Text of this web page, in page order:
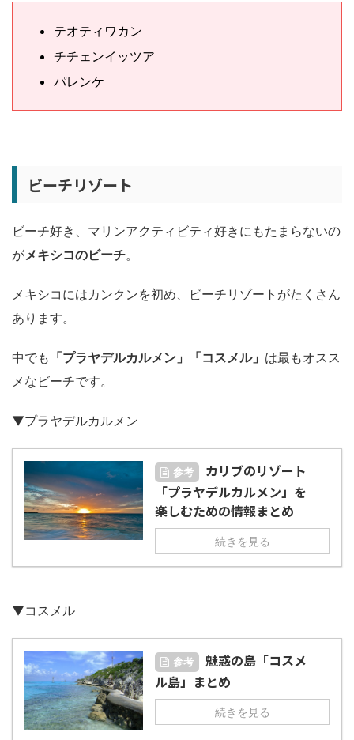
テオティワカン
チチェンイッツア
パレンケ
ビーチリゾート
ビーチ好き、マリンアクティビティ好きにもたまらないの
がメキシコのビーチ。
メキシコにはカンクンを初め、ビーチリゾートがたくさん
あります。
中でも 「プラヤデルカルメン」「コスメル」 は最もオスス
メなビーチです。
▼プラヤデルカルメン
参考
カリブのリゾート
「プラヤデルカルメン」を
楽しむための情報まとめ
続きを見る
▼コスメル
参考
魅惑の島「コスメ
ル島」まとめ
続きを見る